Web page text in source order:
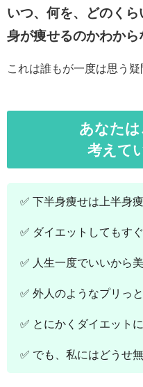
いつ、何を、どのく
身が痩せるのかわから
これは誰もが一度は思う疑
あなた
考えて
✅ 下半身痩せは上半身
✅ ダイエットしてもす
✅ 人生一度でいいから
✅ 外人のようなプリっ
✅ とにかくダイエット
✅ でも、私にはどうせ無